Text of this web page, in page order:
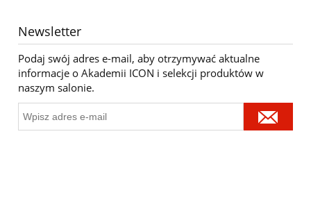
Newsletter
Podaj swój adres e-mail, aby otrzymywać aktualne
informacje o Akademii ICON i selekcji produktów w
naszym salonie.